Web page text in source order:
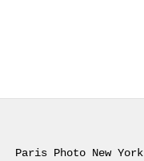
Paris Photo New York